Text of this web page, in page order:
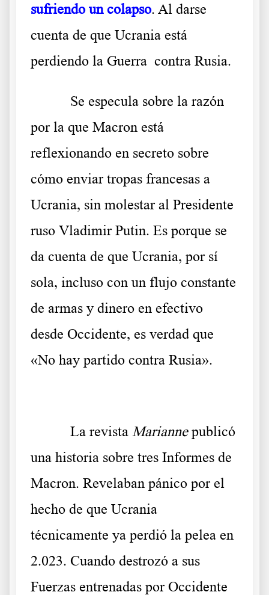
sufriendo un colapso. Al darse
cuenta de que Ucrania está
perdiendo la Guerra contra Rusia.
Se especula sobre la razón
por la que Macron está
reflexionando en secreto sobre
cómo enviar tropas francesas a
Ucrania, sin molestar al Presidente
ruso Vladimir Putin. Es porque se
da cuenta de que Ucrania, por sí
sola, incluso con un flujo constante
de armas y dinero en efectivo
desde Occidente, es verdad que
«No hay partido contra Rusia».
La revista Mariannepublicó
una historia sobre tres Informes de
Macron. Revelaban pánico por el
hecho de que Ucrania
técnicamente ya perdió la pelea en
2.023. Cuando destrozó a sus
Fuerzas entrenadas por Occidente